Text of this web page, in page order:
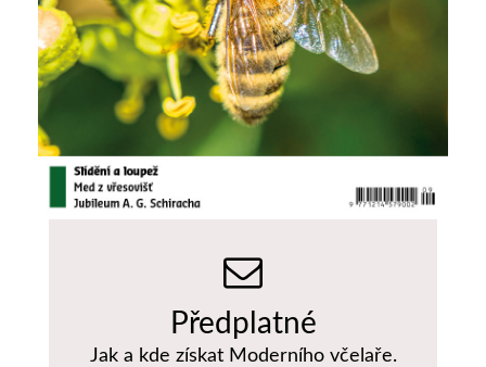
Předplatné
Jak a kde získat Moderního včelaře.